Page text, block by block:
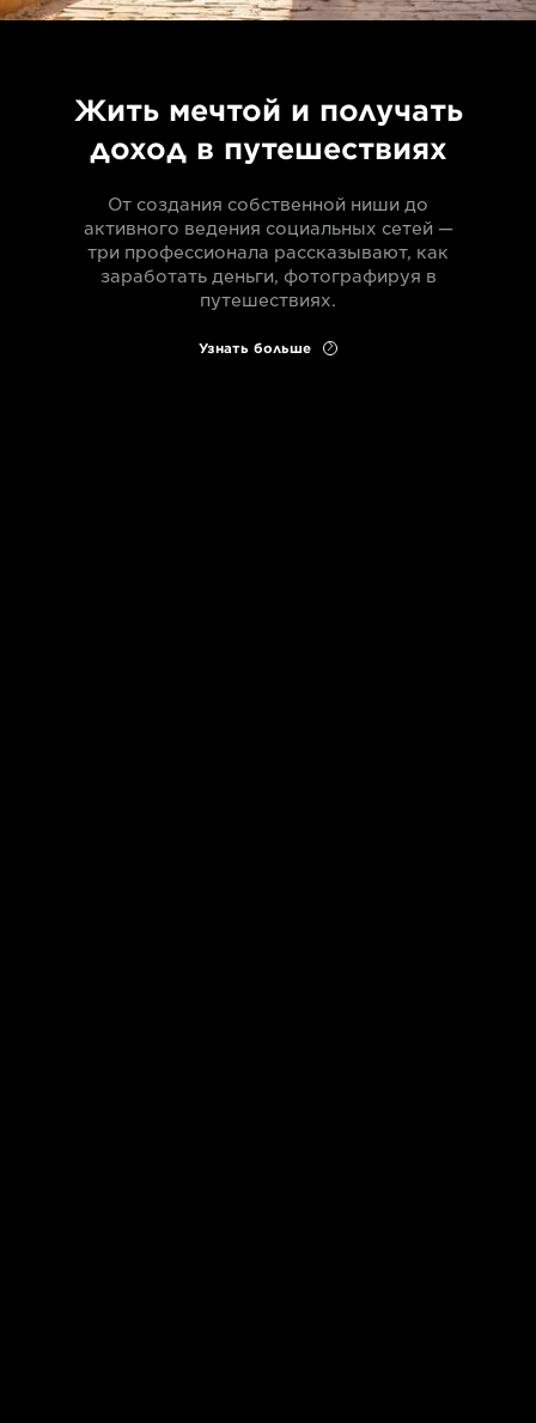
Жить мечтой и получать
доход в путешествиях
От создания собственной ниши до
активного ведения социальных сетей —
три профессионала рассказывают, как
заработать деньги, фотографируя в
путешествиях.
Узнать больше